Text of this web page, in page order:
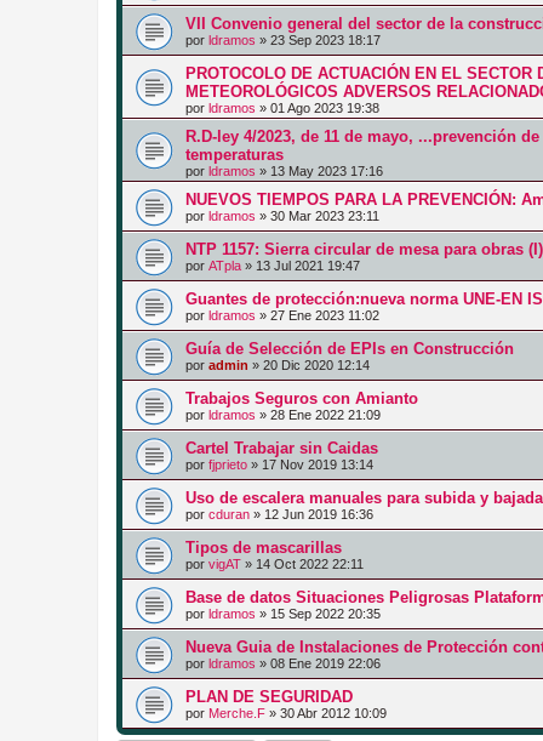
VII Convenio general del sector de la
por ldramos » 23 Sep 2023 18:17
PROTOCOLO DE ACTUACIÓN EN EL SECTOR
METEOROLÓGICOS ADVERSOS
por ldramos » 01 Ago 2023 19:38
R.D-ley 4/2023, de 11 de mayo, ...prevención
temperaturas
por ldramos » 13 May 2023 17:16
NUEVOS TIEMPOS PARA LA PREVENCIÓN:
por ldramos » 30 Mar 2023 23:11
NTP 1157: Sierra circular de mesa para obras
por ATpla » 13 Jul 2021 19:47
Guantes de protección:nueva norma UNE-EN
por ldramos » 27 Ene 2023 11:02
Guía de Selección de EPIs en Construcción
por admin » 20 Dic 2020 12:14
Trabajos Seguros con Amianto
por ldramos » 28 Ene 2022 21:09
Cartel Trabajar sin Caidas
por fjprieto » 17 Nov 2019 13:14
Uso de escalera manuales para subida y
por cduran » 12 Jun 2019 16:36
Tipos de mascarillas
por vigAT » 14 Oct 2022 22:11
Base de datos Situaciones Peligrosas
por ldramos » 15 Sep 2022 20:35
Nueva Guia de Instalaciones de Protección
por ldramos » 08 Ene 2019 22:06
PLAN DE SEGURIDAD
por Merche.F » 30 Abr 2012 10:09